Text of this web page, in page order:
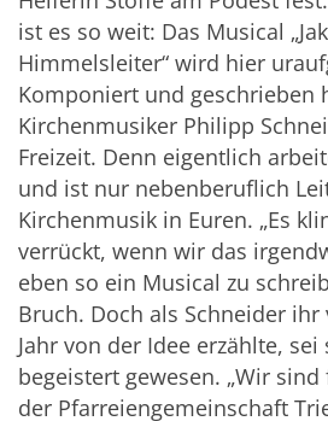
ist es so weit: Das Musical
Himmelsleiter“ wird hier
Komponiert und geschrieben
Kirchenmusiker Philipp
Freizeit. Denn eigentlich
und ist nur nebenberuflich
Kirchenmusik in Euren. „Es
verrückt, wenn wir das
eben so ein Musical zu
Bruch. Doch als Schneider
Jahr von der Idee erzählte,
begeistert gewesen. „Wir
der Pfarreiengemeinschaft